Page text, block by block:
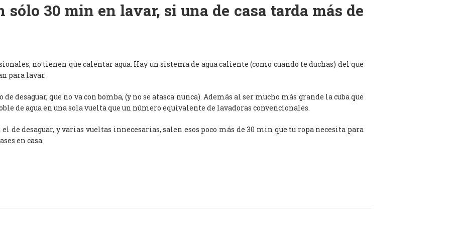
sólo 30 min en lavar, si una de casa tarda más de
no tienen que calentar agua. Hay un sistema de agua caliente (como cuando te duchas) del que
para lavar.
desaguar, que no va con bomba, (y no se atasca nunca). Además al ser mucho más grande la cuba que
de agua en una sola vuelta que un número equivalente de lavadoras convencionales.
de desaguar, y varias vueltas innecesarias, salen esos poco más de 30 min que tu ropa necesita para
en casa.